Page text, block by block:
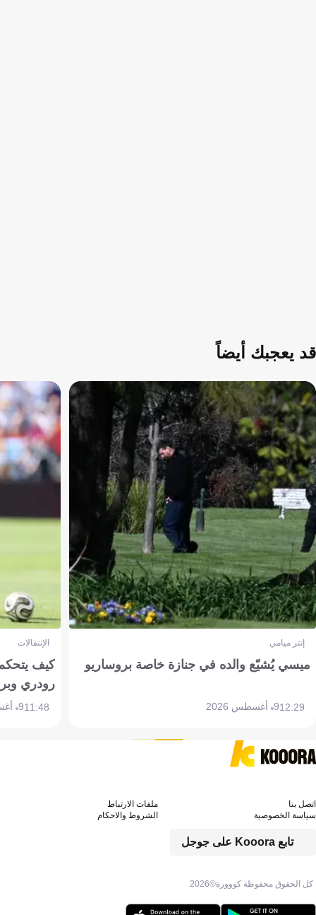
قد يعجبك أيضاً
إنتر ميامي
ميسي يُشيّع والده في جنازة خاصة بروساريو
12:299 أغسطس 2026
الإنتقالات
كيف
رودري
11:489 أغسطس 2026
كل الحقوق محفوظة كووورة©2026
تابع Kooora على جوجل
اتصل بنا
ملفات الارتباط
سياسة الخصوصية
الشروط والاحكام